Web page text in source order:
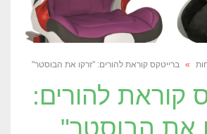
» ברייטקס קוראת להורים: "זרקו את הבוסטר"
קוראת להורים: